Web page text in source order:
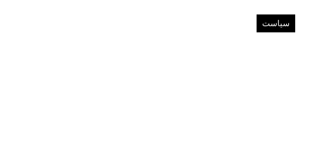
سیاست